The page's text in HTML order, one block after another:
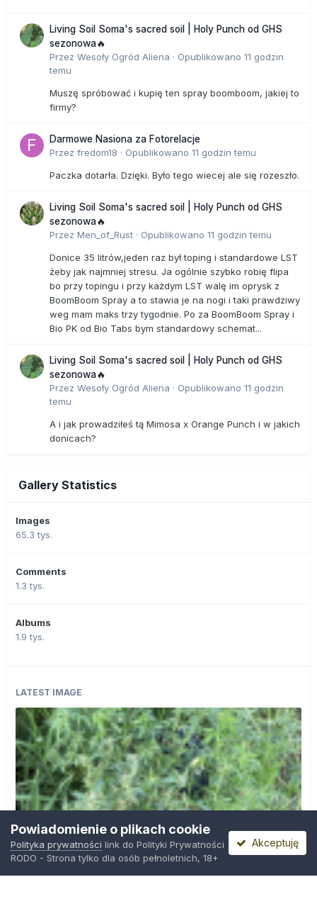
Living Soil Soma's sacred soil | Holy Punch od GHS
sezonowa🔥
Przez Wesoły Ogród Aliena · Opublikowano 11 godzin
temu
Muszę spróbować i kupię ten spray boomboom, jakiej to
firmy?
Darmowe Nasiona za Fotorelacje
Przez fredom18 · Opublikowano 11 godzin temu
Paczka dotarła. Dzięki. Było tego wiecej ale się rozeszło.
Living Soil Soma's sacred soil | Holy Punch od GHS
sezonowa🔥
Przez Men_of_Rust · Opublikowano 11 godzin temu
Donice 35 litrów,jeden raz był toping i standardowe LST
żeby jak najmniej stresu. Ja ogólnie szybko robię flipa
bo przy topingu i przy każdym LST walę im oprysk z
BoomBoom Spray a to stawia je na nogi i taki prawdziwy
weg mam maks trzy tygodnie. Po za BoomBoom Spray i
Bio PK od Bio Tabs bym standardowy schemat...
Living Soil Soma's sacred soil | Holy Punch od GHS
sezonowa🔥
Przez Wesoły Ogród Aliena · Opublikowano 11 godzin
temu
A i jak prowadziłeś tą Mimosa x Orange Punch i w jakich
donicach?
Gallery Statistics
Images
65.3 tys.
Comments
1.3 tys.
Albums
1.9 tys.
LATEST IMAGE
Powiadomienie o plikach cookie
Polityka prywatności link do Polityki Prywatności
RODO - Strona tylko dla osób pełnoletnich, 18+
Akceptuję